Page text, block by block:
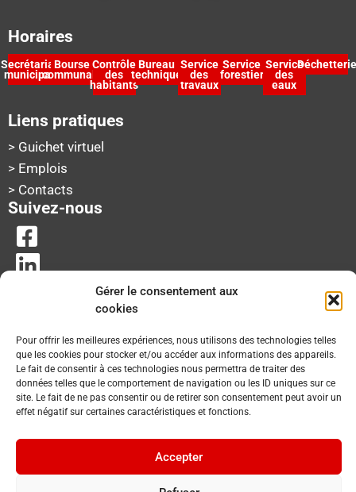
Gérer le consentement aux
cookies
Pour offrir les meilleures expériences, nous utilisons des technologies telles
que les cookies pour stocker et/ou accéder aux informations des appareils.
Le fait de consentir à ces technologies nous permettra de traiter des
données telles que le comportement de navigation ou les ID uniques sur ce
site. Le fait de ne pas consentir ou de retirer son consentement peut avoir un
effet négatif sur certaines caractéristiques et fonctions.
Accepter
Horaires
Secrétariat
municipal
Bourse
communale
Contrôle
des
habitants
Bureau
technique
Service
des
travaux
Service
forestier
Service
des
eaux
Déchetterie
Liens pratiques
> Guichet virtuel
> Emplois
> Contacts
Suivez-nous